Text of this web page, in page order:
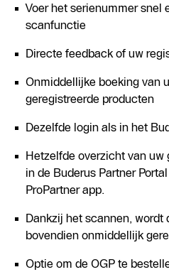
Voer het serienummer snel
scanfunctie
Directe feedback of uw
Onmiddellijke boeking van
geregistreerde producten
Dezelfde login als in het
Hetzelfde overzicht van
in de Buderus Partner
ProPartner app.
Dankzij het scannen, wordt
bovendien onmiddellijk
Optie om de OGP te